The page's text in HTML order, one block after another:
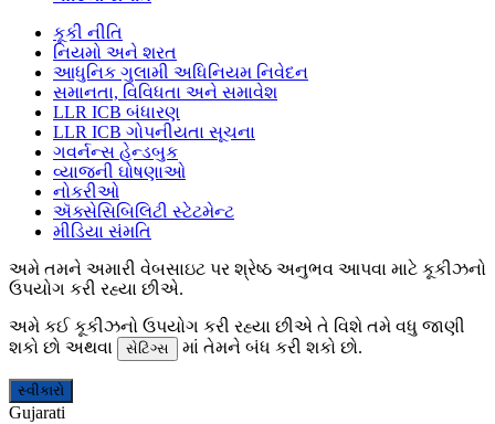
કૂકી નીતિ
નિયમો અને શરત
આધુનિક ગુલામી અધિનિયમ નિવેદન
સમાનતા, વિવિધતા અને સમાવેશ
LLR ICB બંધારણ
LLR ICB ગોપનીયતા સૂચના
ગવર્નન્સ હેન્ડબુક
વ્યાજની ઘોષણાઓ
નોકરીઓ
ઍક્સેસિબિલિટી સ્ટેટમેન્ટ
મીડિયા સંમતિ
અમે તમને અમારી વેબસાઇટ પર શ્રેષ્ઠ અનુભવ આપવા માટે કૂકીઝનો
ઉપયોગ કરી રહ્યા છીએ.
અમે કઈ કૂકીઝનો ઉપયોગ કરી રહ્યા છીએ તે વિશે તમે વધુ જાણી
શકો છો અથવા
સેટિંગ્સ માં તેમને બંધ કરી શકો છો.
સ્વીકારો
Gujarati